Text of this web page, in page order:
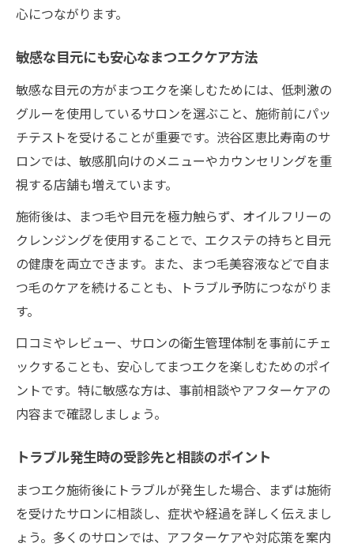
心につながります。
敏感な目元にも安心なまつエクケア方法
敏感な目元の方がまつエクを楽しむためには、低刺激の
グルーを使用しているサロンを選ぶこと、施術前にパッ
チテストを受けることが重要です。渋谷区恵比寿南のサ
ロンでは、敏感肌向けのメニューやカウンセリングを重
視する店舗も増えています。
施術後は、まつ毛や目元を極力触らず、オイルフリーの
クレンジングを使用することで、エクステの持ちと目元
の健康を両立できます。また、まつ毛美容液などで自ま
つ毛のケアを続けることも、トラブル予防につながりま
す。
口コミやレビュー、サロンの衛生管理体制を事前にチェ
ックすることも、安心してまつエクを楽しむためのポイ
ントです。特に敏感な方は、事前相談やアフターケアの
内容まで確認しましょう。
トラブル発生時の受診先と相談のポイント
まつエク施術後にトラブルが発生した場合、まずは施術
を受けたサロンに相談し、症状や経過を詳しく伝えまし
ょう。多くのサロンでは、アフターケアや対応策を案内